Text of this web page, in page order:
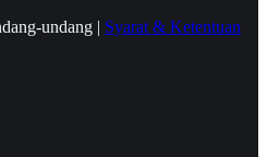
undang | Syarat & Ketentuan